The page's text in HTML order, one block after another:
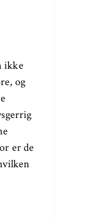
ikke
og
er de